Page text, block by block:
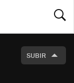
SUBIR